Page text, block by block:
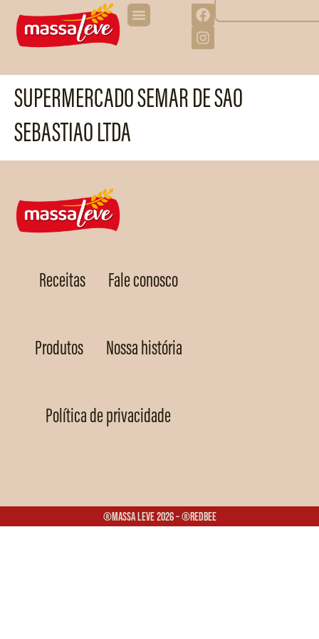
SUPERMERCADO SEMAR DE SAO
SEBASTIAO LTDA
Receitas Fale conosco
Produtos Nossa história
Política de privacidade
®Massa Leve 2026 – ®Redbee